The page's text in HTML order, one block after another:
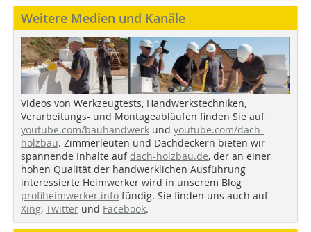
Weitere Medien und Kanäle
Videos von Werkzeugtests, Handwerkstechniken,
Verarbeitungs- und Montageabläufen finden Sie auf
youtube.com/bauhandwerk und youtube.com/dach-
holzbau. Zimmerleuten und Dachdeckern bieten wir
spannende Inhalte auf dach-holzbau.de, der an einer
hohen Qualität der handwerklichen Ausführung
interessierte Heimwerker wird in unserem Blog
profiheimwerker.info fündig. Sie finden uns auch auf
Xing, Twitter und Facebook.